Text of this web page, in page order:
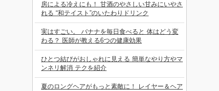
房による冷えにも！ 甘酒のやさしい甘みにいやさ
れる “和テイスト”のいたわりドリンク
実はすごい。 バナナを毎日食べると 体はどう変
わる？ 医師が教える6つの健康効果
ひとつ結びがおしゃれに見える 簡単なやり方やマ
ンネリ解消 テクを紹介
夏のロングヘアがもっと素敵に！ レイヤー＆ヘア